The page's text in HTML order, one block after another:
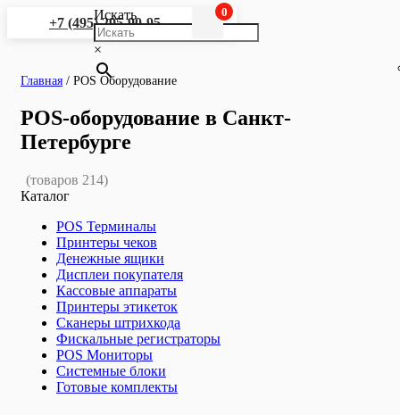
+7 (495) 295-90-95
Искать
×
0
Главная / POS Оборудование
POS-оборудование в Санкт-
Петербурге
(товаров 214)
Каталог
POS Терминалы
Принтеры чеков
Денежные ящики
Дисплеи покупателя
Кассовые аппараты
Принтеры этикеток
Сканеры штрихкода
Фискальные регистраторы
POS Мониторы
Системные блоки
Готовые комплекты